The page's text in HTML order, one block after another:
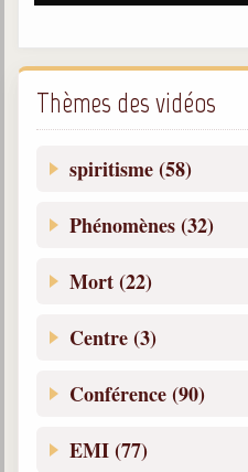
Belgique, Lux. et Canada
Fédérations spirites
Médias spirites
Thèmes des vidéos
spiritisme (58)
Phénomènes (32)
Mort (22)
Centre (3)
Conférence (90)
EMI (77)